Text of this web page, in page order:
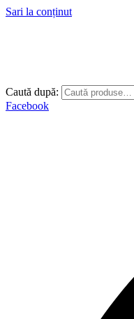
Sari la conținut
Caută după:
Facebook